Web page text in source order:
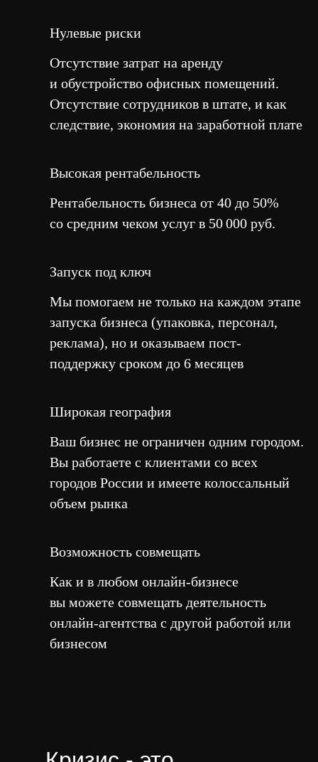
Нулевые риски
Отсутствие затрат на аренду
и обустройство офисных помещений.
Отсутствие сотрудников в штате, и как
следствие, экономия на заработной плате
Высокая рентабельность
Рентабельность бизнеса от 40 до 50%
со средним чеком услуг в 50 000 руб.
Запуск под ключ
Мы помогаем не только на каждом этапе
запуска бизнеса (упаковка, персонал,
реклама), но и оказываем пост-
поддержку сроком до 6 месяцев
Широкая география
Ваш бизнес не ограничен одним городом.
Вы работаете с клиентами со всех
городов России и имеете колоссальный
объем рынка
Возможность совмещать
Как и в любом онлайн-бизнесе
вы можете совмещать деятельность
онлайн-агентства с другой работой или
бизнесом